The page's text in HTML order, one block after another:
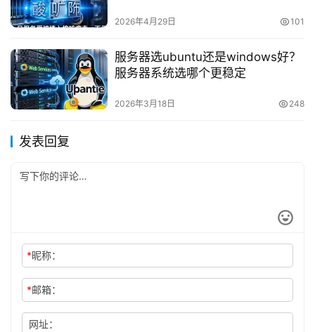
2026年4月29日 101
服务器选ubuntu还是windows好？
服务器系统选哪个更稳定
2026年3月18日 248
发表回复
*昵称：
*邮箱：
网址：